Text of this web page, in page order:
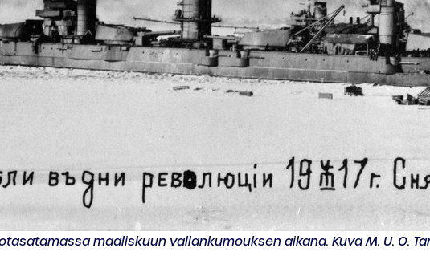
maaliskuun vallankumouksen aikana. Kuva M. U. O.